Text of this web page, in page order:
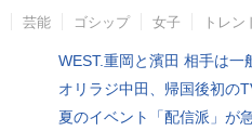
芸能 ゴシップ 女子 トレン
WEST.重岡と濱田 相手は一
オリラジ中田、帰国後初の
夏のイベント「配信派」が